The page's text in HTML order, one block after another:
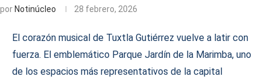
por Notinúcleo 28 febrero, 2026
El corazón musical de Tuxtla Gutiérrez vuelve a latir con
fuerza. El emblemático Parque Jardín de la Marimba, uno
de los espacios más representativos de la capital